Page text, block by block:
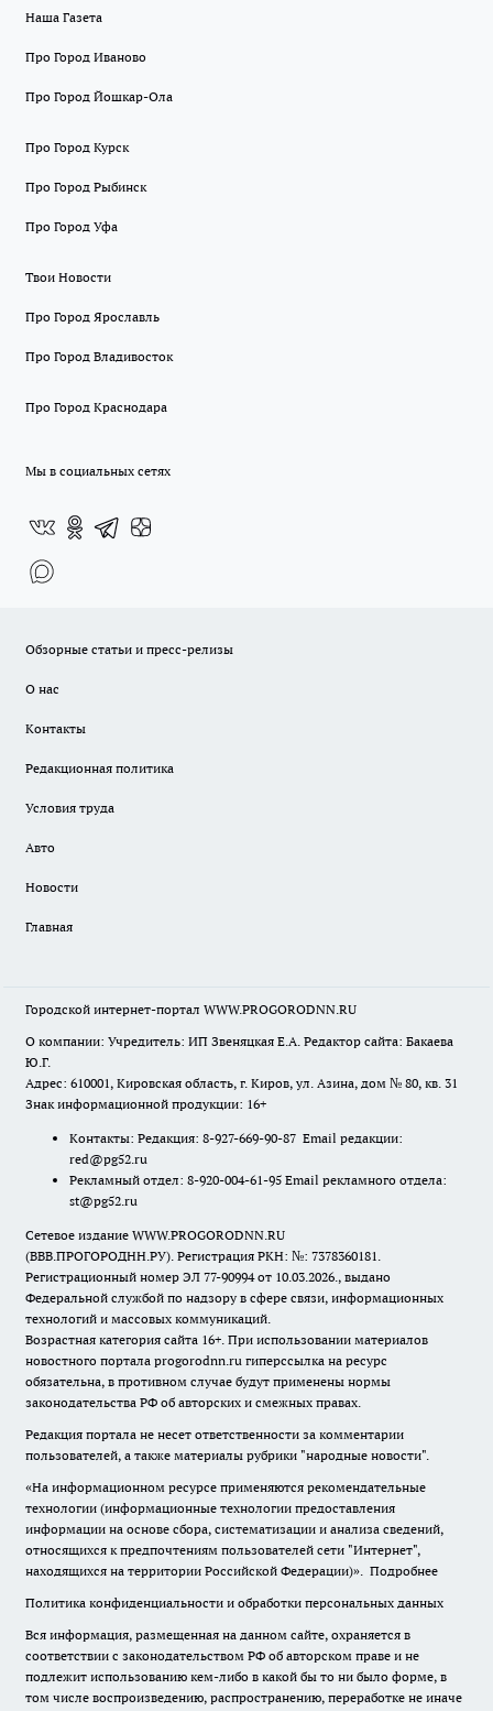
Наша Газета
Про Город Иваново
Про Город Йошкар-Ола
Про Город Курск
Про Город Рыбинск
Про Город Уфа
Твои Новости
Про Город Ярославль
Про Город Владивосток
Про Город Краснодара
Мы в социальных сетях
Обзорные статьи и пресс-релизы
О нас
Контакты
Редакционная политика
Условия труда
Авто
Новости
Главная
Городской интернет-портал WWW.PROGORODNN.RU
О компании: Учредитель: ИП Звеняцкая Е.А. Редактор сайта: Бакаева
Ю.Г.
Адрес: 610001, Кировская область, г. Киров, ул. Азина, дом № 80, кв. 31
Знак информационной продукции: 16+
Контакты: Редакция: 8-927-669-90-87 Email редакции:
red@pg52.ru
Рекламный отдел: 8-920-004-61-95 Email рекламного отдела:
st@pg52.ru
Сетевое издание WWW.PROGORODNN.RU
(ВВВ.ПРОГОРОДНН.РУ). Регистрация РКН: №: 7378360181.
Регистрационный номер ЭЛ 77-90994 от 10.03.2026., выдано
Федеральной службой по надзору в сфере связи, информационных
технологий и массовых коммуникаций.
Возрастная категория сайта 16+. При использовании материалов
новостного портала progorodnn.ru гиперссылка на ресурс
обязательна, в противном случае будут применены нормы
законодательства РФ об авторских и смежных правах.
Редакция портала не несет ответственности за комментарии
пользователей, а также материалы рубрики "народные новости".
«На информационном ресурсе применяются рекомендательные
технологии (информационные технологии предоставления
информации на основе сбора, систематизации и анализа сведений,
относящихся к предпочтениям пользователей сети "Интернет",
находящихся на территории Российской Федерации)». Подробнее
Политика конфиденциальности и обработки персональных данных
Вся информация, размещенная на данном сайте, охраняется в
соответствии с законодательством РФ об авторском праве и не
подлежит использованию кем-либо в какой бы то ни было форме, в
том числе воспроизведению, распространению, переработке не иначе